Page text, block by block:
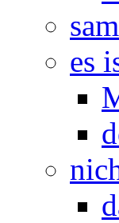
es